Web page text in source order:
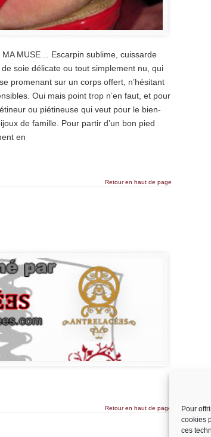
Pour
cookies
ces
MA MUSE… Escarpin sublime, cuissarde
soie délicate ou tout simplement nu, qui
promenant sur un corps offert, n’hésitant
Oui mais point trop n’en faut, et pour
ou piétineuse qui veut pour le bien-
de famille. Pour partir d’un bon pied
en
Retour en haut de page
Retour en haut de page